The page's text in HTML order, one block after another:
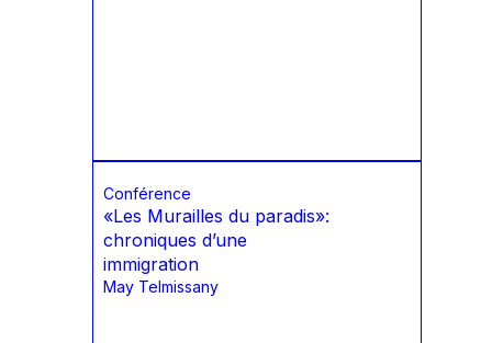
Conférence
«Les Murailles du paradis»:
chroniques d’une
immigration
May Telmissany